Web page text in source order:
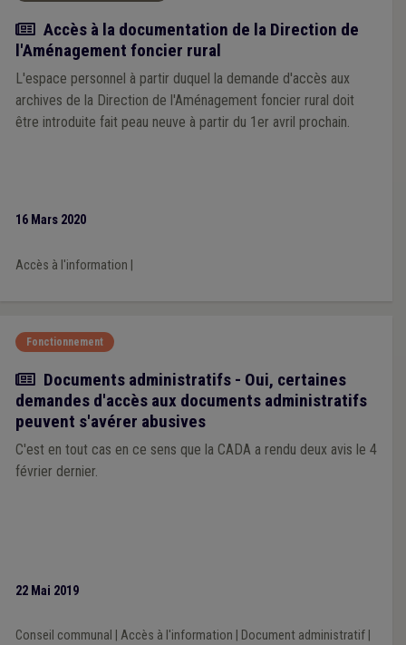
Actualité
Accès à la documentation de la Direction de
l'Aménagement foncier rural
L'espace personnel à partir duquel la demande d'accès aux
archives de la Direction de l'Aménagement foncier rural doit
être introduite fait peau neuve à partir du 1er avril prochain.
16 Mars 2020
Accès à l'information
Fonctionnement
Article
Documents administratifs - Oui, certaines
demandes d'accès aux documents administratifs
peuvent s'avérer abusives
C'est en tout cas en ce sens que la CADA a rendu deux avis le 4
février dernier.
22 Mai 2019
Conseil communal Accès à l'information Document administratif|